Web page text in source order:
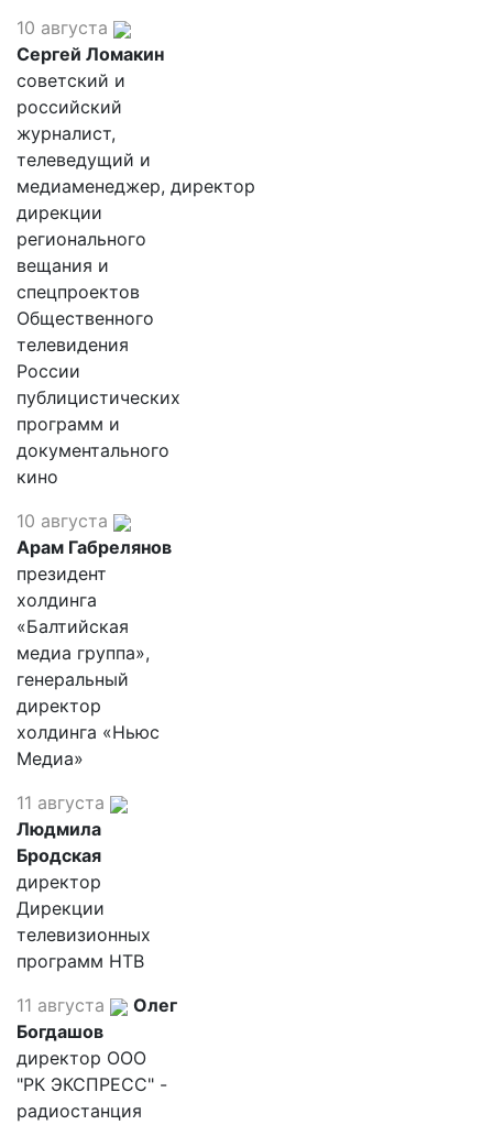
10 августа
Сергей Ломакин
советский и
российский
журналист,
телеведущий и
медиаменеджер, директор
дирекции
регионального
вещания и
спецпроектов
Общественного
телевидения
России
публицистических
программ и
документального
кино
10 августа
Арам Габрелянов
президент
холдинга
«Балтийская
медиа группа»,
генеральный
директор
холдинга «Ньюс
Медиа»
11 августа
Людмила
Бродская
директор
Дирекции
телевизионных
программ НТВ
11 августа
Олег
Богдашов
директор ООО
"РК ЭКСПРЕСС" -
радиостанция